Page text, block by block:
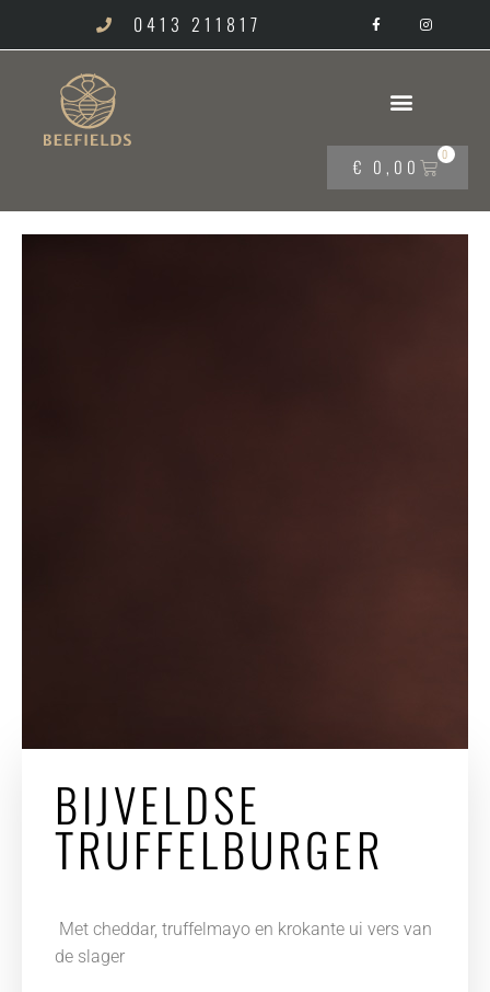
0413 211817
€ 0,00
0
BIJVELDSE
TRUFFELBURGER
Met cheddar, truffelmayo en krokante ui vers van
de slager